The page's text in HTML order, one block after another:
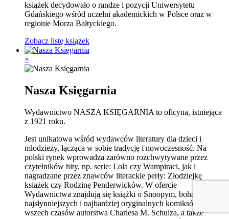
książek decydowało o randze i pozycji Uniwersytetu
Gdańskiego wśród uczelni akademickich w Polsce oraz w
regionie Morza Bałtyckiego.
Zobacz listę książek
×
Nasza Księgarnia
Wydawnictwo NASZA KSIĘGARNIA to oficyna, istniejąca
z 1921 roku.
Jest unikatowa wśród wydawców literatury dla dzieci i
młodzieży, łącząca w sobie tradycję i nowoczesność. Na
polski rynek wprowadza zarówno rozchwytywane przez
czytelników hity, np. serie: Lola czy Wampiraci, jak i
nagradzane przez znawców literackie perły: Złodziejkę
książek czy Rodzinę Penderwicków. W ofercie
Wydawnictwa znajdują się książki o Snoopym, bohaterze
najsłynniejszych i najbardziej oryginalnych komiksów
wszech czasów autorstwa Charlesa M. Schulza, a także